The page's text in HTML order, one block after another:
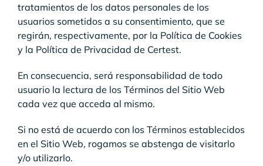
tratamientos de los datos personales de los
usuarios sometidos a su consentimiento, que se
regirán, respectivamente, por la Política de Cookies
y la Política de Privacidad de Certest.
En consecuencia, será responsabilidad de todo
usuario la lectura de los Términos del Sitio Web
cada vez que acceda al mismo.
Si no está de acuerdo con los Términos establecidos
en el Sitio Web, rogamos se abstenga de visitarlo
y/o utilizarlo.